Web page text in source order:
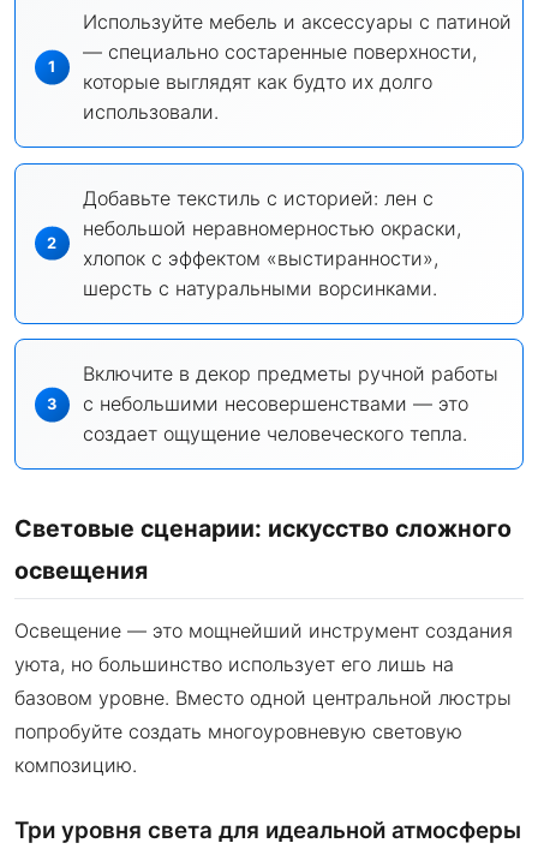
Используйте мебель и аксессуары с патиной
— специально состаренные поверхности,
которые выглядят как будто их долго
использовали.
Добавьте текстиль с историей: лен с
небольшой неравномерностью окраски,
хлопок с эффектом «выстиранности»,
шерсть с натуральными ворсинками.
Включите в декор предметы ручной работы
с небольшими несовершенствами — это
создает ощущение человеческого тепла.
Световые сценарии: искусство сложного
освещения
Освещение — это мощнейший инструмент создания
уюта, но большинство использует его лишь на
базовом уровне. Вместо одной центральной люстры
попробуйте создать многоуровневую световую
композицию.
Три уровня света для идеальной атмосферы